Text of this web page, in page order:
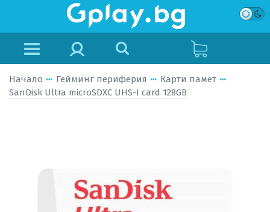
Начало Гейминг периферия
Карти памет
SanDisk Ultra microSDXC UHS-I card 128GB